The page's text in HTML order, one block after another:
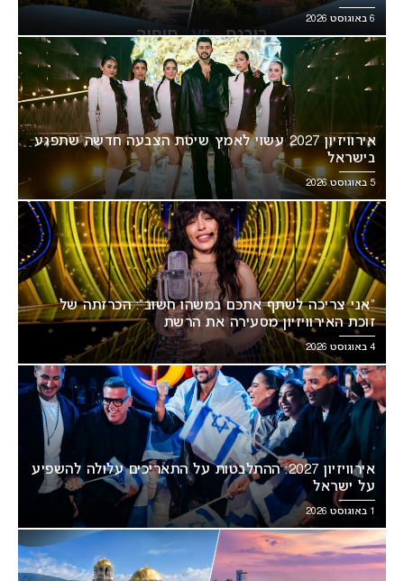
6 באוגוסט 2026
אירוויזיון 2027 עשוי לאמץ שיטת הצבעה חדשה שתפגע
בישראל
5 באוגוסט 2026
“אני צריכה לשתף אתכם במשהו חשוב”: הכרזתה של
זוכת האירוויזיון מסעירה את הרשת
4 באוגוסט 2026
אירוויזיון 2027: ההתלבטות על התאריכים עלולה להשפיע
על ישראל
1 באוגוסט 2026